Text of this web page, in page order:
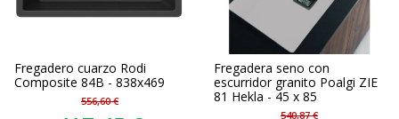
Fregadero cuarzo Rodi
Composite 84B - 838x469
556,60 €
Fregadera seno con
escurridor granito Poalgi ZIE
81 Hekla - 45 x 85
540,87 €